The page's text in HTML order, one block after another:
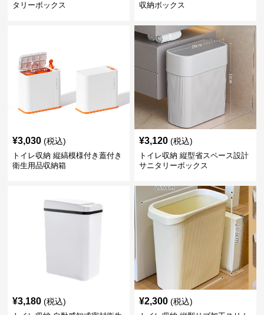
タリーボックス
収納ボックス
¥3,030 (税込)
トイレ収納 縦縞模様付き蓋付き
衛生用品収納箱
¥3,120 (税込)
トイレ収納 縦型省スペース設計
サニタリーボックス
¥3,180 (税込) ¥2,300 (税込)